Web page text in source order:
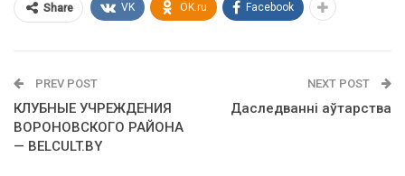
Share VK OK.ru Facebook
PREV POST
КЛУБНЫЕ УЧРЕЖДЕНИЯ
ВОРОНОВСКОГО РАЙОНА
— BELCULT.BY
NEXT POST
Даследванні аўтарства